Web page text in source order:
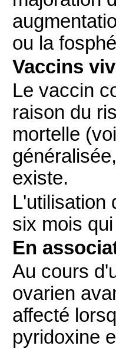
ou la
Vaccins
Le vaccin
raison du
mortelle
existe.
L'utilisation
six mois
En
Au cours
ovarien
affecté
pyridoxine